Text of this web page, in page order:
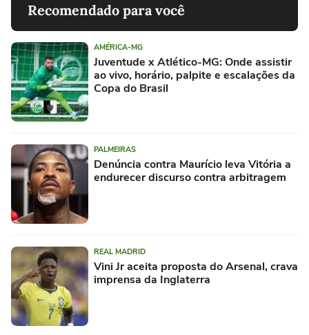
Recomendado para você
AMÉRICA-MG
Juventude x Atlético-MG: Onde assistir
ao vivo, horário, palpite e escalações da
Copa do Brasil
PALMEIRAS
Denúncia contra Maurício leva Vitória a
endurecer discurso contra arbitragem
REAL MADRID
Vini Jr aceita proposta do Arsenal, crava
imprensa da Inglaterra